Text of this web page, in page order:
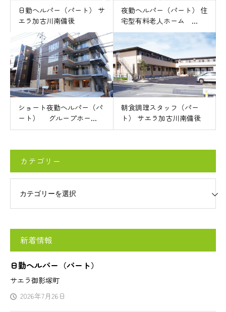
日勤ヘルパー（パート） サ
エラ加古川南備後
夜勤ヘルパー（パート） 住
宅型有料老人ホーム ...
ショート夜勤ヘルパー（パ
ート） グループホー...
朝食調理スタッフ（パー
ト） サエラ加古川南備後
カテゴリー
新着情報
日勤ヘルパー（パート）
サエラ御影塚町
2026年7月26日